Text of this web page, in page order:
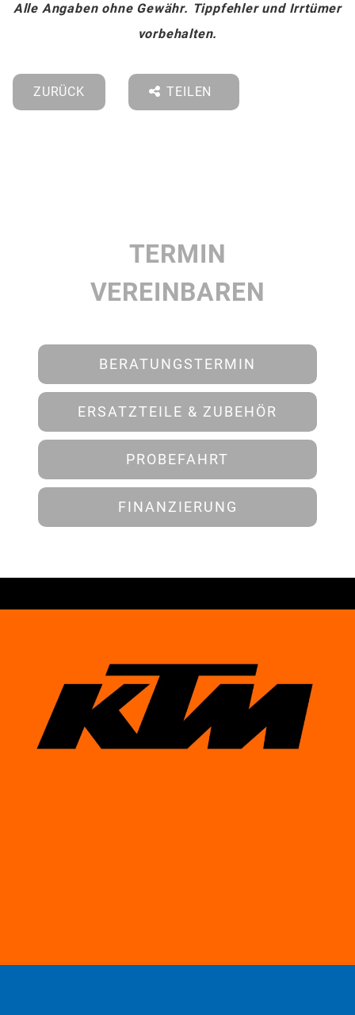
Alle Angaben ohne Gewähr. Tippfehler und Irrtümer
vorbehalten.
ZURÜCK TEILEN
TERMIN
VEREINBAREN
BERATUNGSTERMIN
ERSATZTEILE & ZUBEHÖR
PROBEFAHRT
FINANZIERUNG